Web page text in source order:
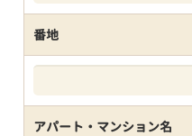
番地
アパート・マンション名